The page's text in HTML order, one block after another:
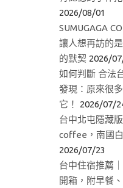
2026/08/01
SUMUGAGA
讓人想再訪的
的默契 2026/
如何判斷 合法
發現：原來很
它！
2026/07/
台中北屯隱藏
coffee，南國
2026/07/23
台中住宿推薦
開箱，附早餐